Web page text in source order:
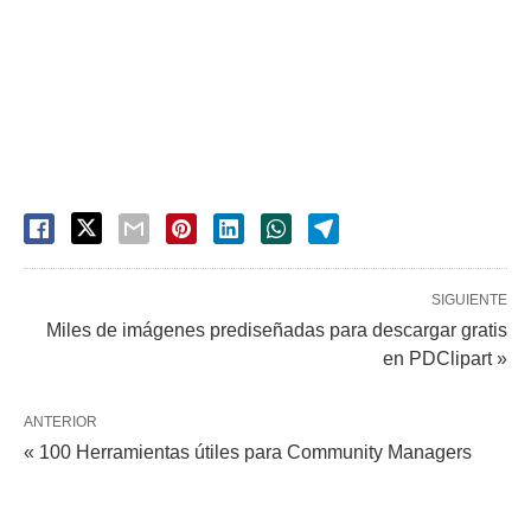
SIGUIENTE
Miles de imágenes prediseñadas para descargar gratis
en PDClipart »
ANTERIOR
« 100 Herramientas útiles para Community Managers